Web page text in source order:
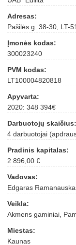
Adresas:
Pašilės g. 38-30, LT-
Įmonės kodas:
300023240
PVM kodas:
LT100004820818
Apyvarta:
2020: 348 394€
Darbuotojų skaičius:
4 darbuotojai
Pradinis kapitalas:
2 896,00 €
Vadovas:
Edgaras
Veikla:
Akmens gaminiai,
Miestas:
Kaunas